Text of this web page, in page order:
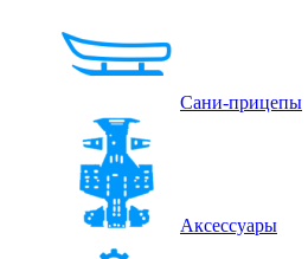
Сани-прицепы
Аксессуары